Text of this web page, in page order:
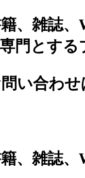
、雑誌
門とする
い合わせ
、雑誌